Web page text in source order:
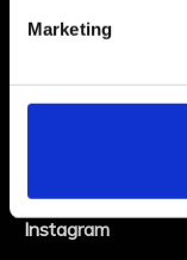
Marketing
Instagram